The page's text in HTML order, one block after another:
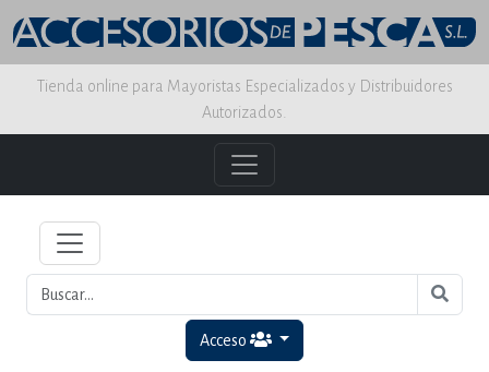
Tienda online para Mayoristas Especializados y Distribuidores
Autorizados.
Acceso